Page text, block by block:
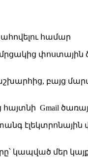
և մրցակից
բայց
Gmail
մեր կայքի